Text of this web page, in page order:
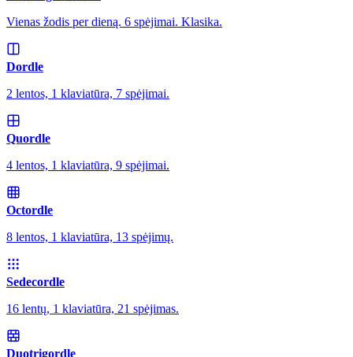
Vienas žodis per dieną. 6 spėjimai. Klasika.
Dordle
2 lentos, 1 klaviatūra, 7 spėjimai.
Quordle
4 lentos, 1 klaviatūra, 9 spėjimai.
Octordle
8 lentos, 1 klaviatūra, 13 spėjimų.
Sedecordle
16 lentų, 1 klaviatūra, 21 spėjimas.
Duotrigordle